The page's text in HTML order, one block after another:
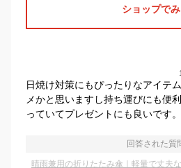
ショップで
日焼け対策にもぴったりなアイテ
メかと思いますし持ち運びにも便
っていてプレゼントにも良いです。
回答された質
晴雨兼用の折りたたみ傘｜軽量で丈夫